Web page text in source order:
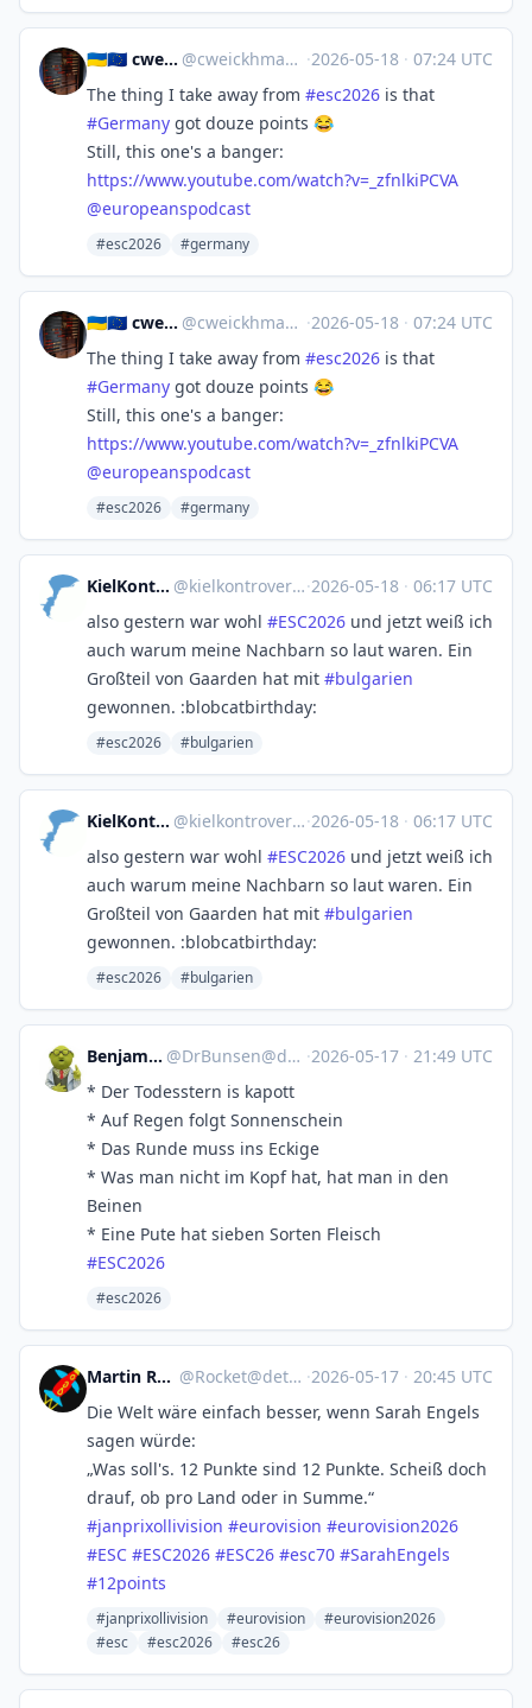
🇺🇦🇪🇺 cweickhmann @cweickhmann@qoto.org ·2026-05-18 · 07:24 UTC
The thing I take away from #esc2026 is that
#Germany got douze points 😂
Still, this one's a banger:
https://www.youtube.com/watch?v=_zfnlkiPCVA
@europeanspodcast
#esc2026 #germany
🇺🇦🇪🇺 cweickhmann @cweickhmann@qoto.org ·2026-05-18 · 07:24 UTC
The thing I take away from #esc2026 is that
#Germany got douze points 😂
Still, this one's a banger:
https://www.youtube.com/watch?v=_zfnlkiPCVA
@europeanspodcast
#esc2026 #germany
KielKontrovers Blog @kielkontrovers@norden.social ·2026-05-18 · 06:17 UTC
also gestern war wohl #ESC2026 und jetzt weiß ich
auch warum meine Nachbarn so laut waren. Ein
Großteil von Gaarden hat mit #bulgarien
gewonnen. :blobcatbirthday:
#esc2026 #bulgarien
KielKontrovers Blog @kielkontrovers@norden.social ·2026-05-18 · 06:17 UTC
also gestern war wohl #ESC2026 und jetzt weiß ich
auch warum meine Nachbarn so laut waren. Ein
Großteil von Gaarden hat mit #bulgarien
gewonnen. :blobcatbirthday:
#esc2026 #bulgarien
Benjamin Kix @DrBunsen@det.social ·2026-05-17 · 21:49 UTC
* Der Todesstern is kapott
* Auf Regen folgt Sonnenschein
* Das Runde muss ins Eckige
* Was man nicht im Kopf hat, hat man in den
Beinen
* Eine Pute hat sieben Sorten Fleisch
#ESC2026
#esc2026
Martin Rocket @Rocket@det.social ·2026-05-17 · 20:45 UTC
Die Welt wäre einfach besser, wenn Sarah Engels
sagen würde:
„Was soll's. 12 Punkte sind 12 Punkte. Scheiß doch
drauf, ob pro Land oder in Summe.“
#janprixollivision #eurovision #eurovision2026
#ESC #ESC2026 #ESC26 #esc70 #SarahEngels
#12points
#janprixollivision #eurovision
#eurovision2026
#esc
#esc2026 #esc26